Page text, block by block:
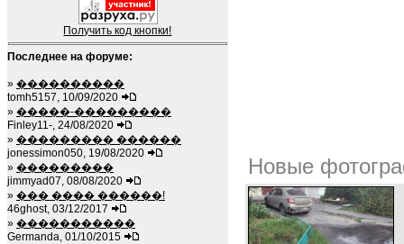
Получить код кнопки!
Последнее на форуме:
» ����������
tomh5157, 10/09/2020
» �����-���������
Finley11-, 24/08/2020
» ��������� ������
jonessimon050, 19/08/2020
» ���������
jimmyad07, 08/08/2020
» ��� ���� ������!
46ghost, 03/12/2017
» �����������
Germanda, 01/10/2015
Новые